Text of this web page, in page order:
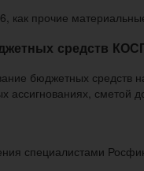
как прочие
средств
бюджетных
сметой
специалистами